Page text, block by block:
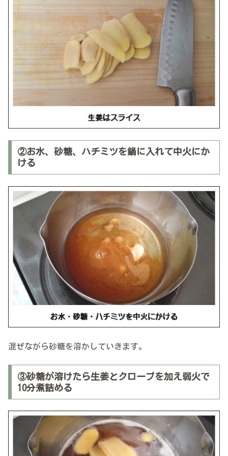
②お水、砂糖、ハチミツを鍋に入れて中火にか
ける
混ぜながら砂糖を溶かしていきます。
③砂糖が溶けたら生姜とクローブを加え弱火で
10分煮詰める